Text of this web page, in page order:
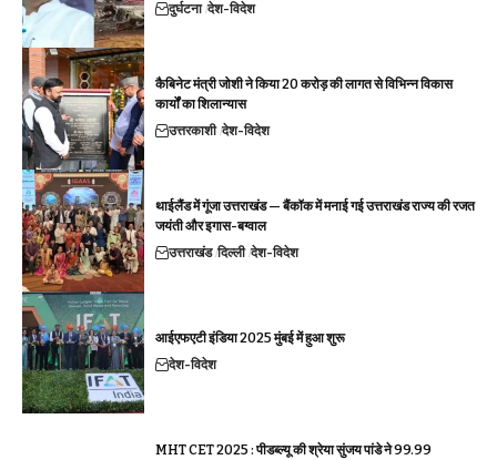
दुर्घटना देश-विदेश
कैबिनेट मंत्री जोशी ने किया 20 करोड़ की लागत से विभिन्न विकास
कार्यों का शिलान्यास
उत्तरकाशी देश-विदेश
थाईलैंड में गूंजा उत्तराखंड — बैंकॉक में मनाई गई उत्तराखंड राज्य की रजत
जयंती और इगास-बग्वाल
उत्तराखंड दिल्ली देश-विदेश
आईएफएटी इंडिया 2025 मुंबई में हुआ शुरू
देश-विदेश
MHT CET 2025 : पीडब्ल्यू की श्रेया सुंजय पांडे ने 99.99